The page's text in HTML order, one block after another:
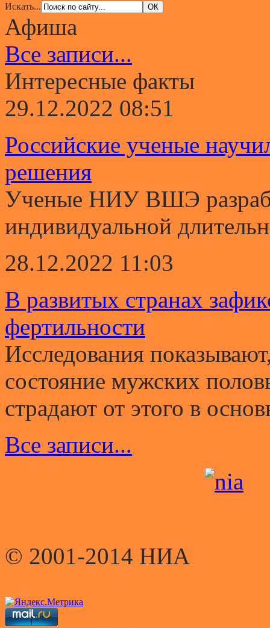
Искать...
Афиша
Все записи...
Интересные факты
29.12.2022 08:51
Российские ученые
решения
Ученые НИУ ВШЭ
индивидуальной
28.12.2022 11:03
В развитых странах
фертильности
Исследования
состояние мужских
страдают от этого в
Все записи...
© 2001-2014 НИА